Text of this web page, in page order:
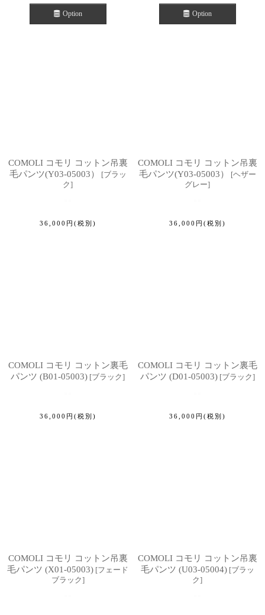
Option Option
COMOLI コモリ コットン吊裏
毛パンツ(Y03-05003）
[ブラッ
ク]
36,000 円 (税別)
COMOLI コモリ コットン吊裏
毛パンツ(Y03-05003）
[ヘザー
グレー]
36,000 円 (税別)
COMOLI コモリ コットン裏毛
パンツ (B01-05003) [ブラック]
36,000 円 (税別)
COMOLI コモリ コットン裏毛
パンツ (D01-05003) [ブラック]
36,000 円 (税別)
COMOLI コモリ コットン吊裏
毛パンツ (X01-05003) [フェード
ブラック]
COMOLI コモリ コットン吊裏
毛パンツ (U03-05004) [ブラッ
ク]